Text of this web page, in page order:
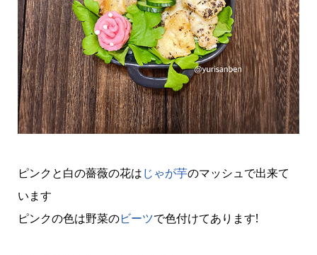
ピンクと白の薔薇の花はじゃが芋のマッシュで出来て
います
ピンクの色は野菜のビーツで色付けてあります!